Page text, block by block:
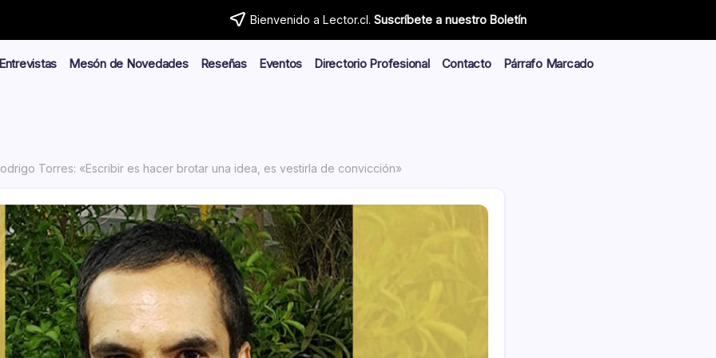
Bienvenido a Lector.cl. Suscríbete a nuestro Boletín
Entrevistas Mesón de Novedades Reseñas Eventos Directorio Profesional Contacto
Párrafo Marcado
Torres: «Escribir es hacer brotar una idea, es vestirla de convicción»